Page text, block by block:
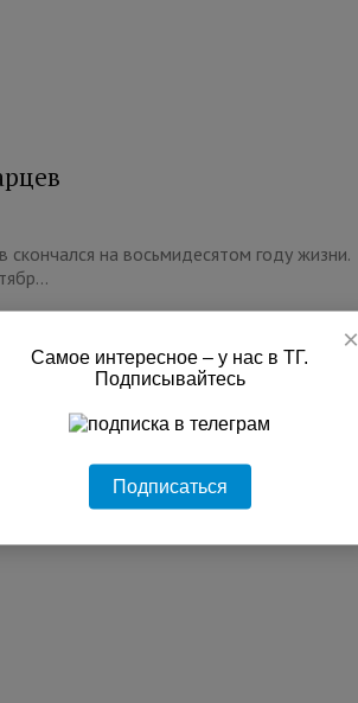
на восьмидесятом году жизни.
×
Самое интересное – у нас в ТГ.
Подписывайтесь
Подписаться